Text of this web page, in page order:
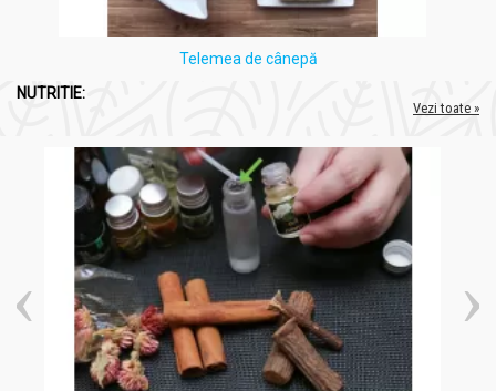
Telemea de cânepă
NUTRITIE:
Vezi toate »